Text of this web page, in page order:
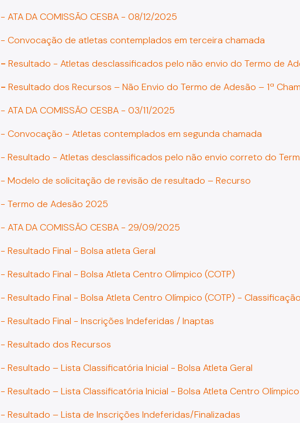
- ATA DA COMISSÃO CESBA - 08/12/2025
- Convocação de atletas contemplados em terceira chamada
- Resultado - Atletas desclassificados pelo não envio do Termo de
- Resultado dos Recursos – Não Envio do Termo de Adesão – 1ª
- ATA DA COMISSÃO CESBA - 03/11/2025
- Convocação - Atletas contemplados em segunda chamada
- Resultado - Atletas desclassificados pelo não envio correto do
- Modelo de solicitação de revisão de resultado – Recurso
- Termo de Adesão 2025
- ATA DA COMISSÃO CESBA - 29/09/2025
- Resultado Final - Bolsa atleta Geral
- Resultado Final - Bolsa Atleta Centro Olímpico (COTP)
- Resultado Final - Bolsa Atleta Centro Olímpico (COTP) -
- Resultado Final - Inscrições Indeferidas / Inaptas
- Resultado dos Recursos
- Resultado – Lista Classificatória Inicial - Bolsa Atleta Geral
- Resultado – Lista Classificatória Inicial - Bolsa Atleta Centro Olímpico
- Resultado – Lista de Inscrições Indeferidas/Finalizadas